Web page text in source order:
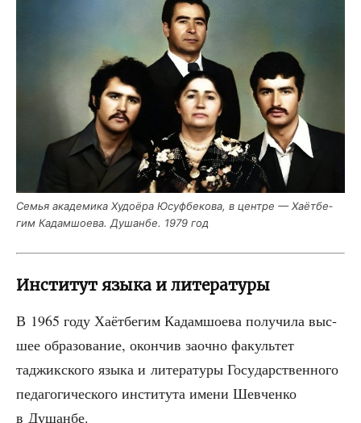
Семья ака­де­ми­ка Худо­ё­ра Юсуф­бе­ко­ва, в цен­тре — Хаёт­бе­
гим Кадам­шо­е­ва. Душан­бе. 1979 год
Институт языка и литературы
В 1965 году Хаёт­бе­гим Кадам­шо­е­ва полу­чи­ла выс­
шее обра­зо­ва­ние, окон­чив заоч­но факуль­тет
таджик­ско­го язы­ка и лите­ра­ту­ры Госу­дар­ствен­но­го
педа­го­ги­че­ско­го инсти­ту­та име­ни Шев­чен­ко
в Душанбе.